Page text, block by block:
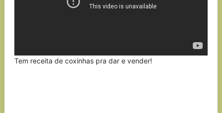
Tem receita de coxinhas pra dar e vender!